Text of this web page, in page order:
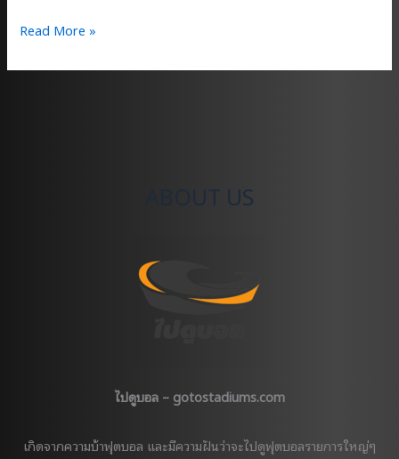
จัด
ทัวร์
Read More »
ABOUT US
ไปดูบอล – gotostadiums.com
เกิดจากความบ้าฟุตบอล และมีความฝันว่าจะไปดูฟุตบอลรายการใหญ่ๆ